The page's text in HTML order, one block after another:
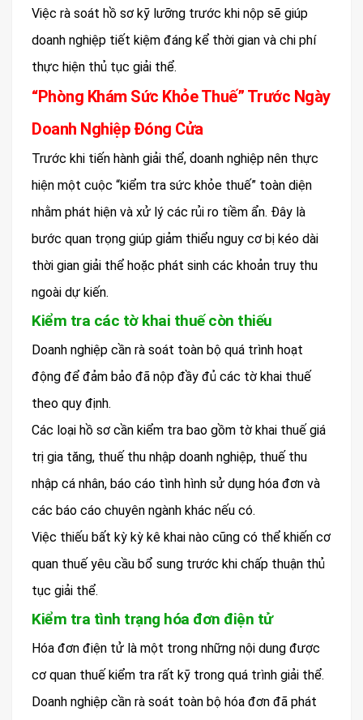
Việc rà soát hồ sơ kỹ lưỡng trước khi nộp sẽ giúp
doanh nghiệp tiết kiệm đáng kể thời gian và chi phí
thực hiện thủ tục giải thể.
“Phòng Khám Sức Khỏe Thuế” Trước Ngày
Doanh Nghiệp Đóng Cửa
Trước khi tiến hành giải thể, doanh nghiệp nên thực
hiện một cuộc “kiểm tra sức khỏe thuế” toàn diện
nhằm phát hiện và xử lý các rủi ro tiềm ẩn. Đây là
bước quan trọng giúp giảm thiểu nguy cơ bị kéo dài
thời gian giải thể hoặc phát sinh các khoản truy thu
ngoài dự kiến.
Kiểm tra các tờ khai thuế còn thiếu
Doanh nghiệp cần rà soát toàn bộ quá trình hoạt
động để đảm bảo đã nộp đầy đủ các tờ khai thuế
theo quy định.
Các loại hồ sơ cần kiểm tra bao gồm tờ khai thuế giá
trị gia tăng, thuế thu nhập doanh nghiệp, thuế thu
nhập cá nhân, báo cáo tình hình sử dụng hóa đơn và
các báo cáo chuyên ngành khác nếu có.
Việc thiếu bất kỳ kỳ kê khai nào cũng có thể khiến cơ
quan thuế yêu cầu bổ sung trước khi chấp thuận thủ
tục giải thể.
Kiểm tra tình trạng hóa đơn điện tử
Hóa đơn điện tử là một trong những nội dung được
cơ quan thuế kiểm tra rất kỹ trong quá trình giải thể.
Doanh nghiệp cần rà soát toàn bộ hóa đơn đã phát